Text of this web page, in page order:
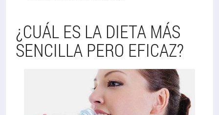
¿CUÁL ES LA DIETA MÁS
SENCILLA PERO EFICAZ?